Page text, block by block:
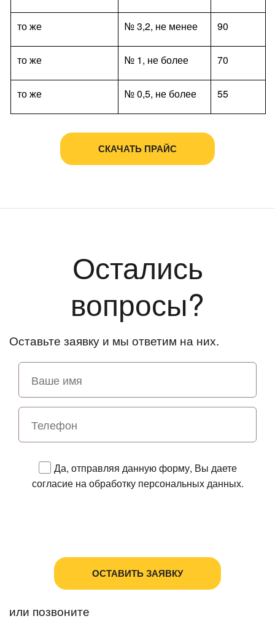
то же № 3,2, не менее 90
то же № 1, не более 70
то же № 0,5, не более 55
СКАЧАТЬ ПРАЙС
Остались
вопросы?
Оставьте заявку и мы ответим на них.
Да, отправляя данную форму, Вы даете
согласие на обработку персональных данных.
или позвоните